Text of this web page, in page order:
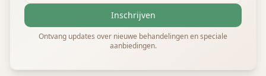
Inschrijven
Ontvang updates over nieuwe behandelingen en speciale
aanbiedingen.